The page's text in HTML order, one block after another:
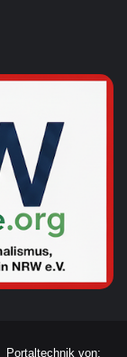
Portaltechnik von: